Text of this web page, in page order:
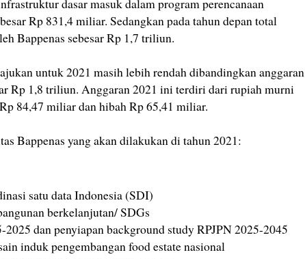
dasar masuk dalam program perencanaan
Rp 831,4 miliar. Sedangkan pada tahun depan total
Bappenas sebesar Rp 1,7 triliun.
untuk 2021 masih lebih rendah dibandingkan anggaran
Rp 1,8 triliun. Anggaran 2021 ini terdiri dari rupiah murni
84,47 miliar dan hibah Rp 65,41 miliar.
Bappenas yang akan dilakukan di tahun 2021:
satu data Indonesia (SDI)
berkelanjutan/ SDGs
2025 dan penyiapan background study RPJPN 2025-2045
induk pengembangan food estate nasional